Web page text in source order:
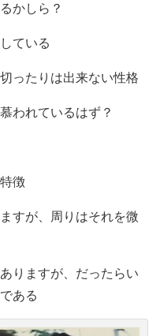
かしら？
ている
ったりは出来ない性格
われているはず？
徴
すが、周りはそれを微
りますが、だったらい
ある